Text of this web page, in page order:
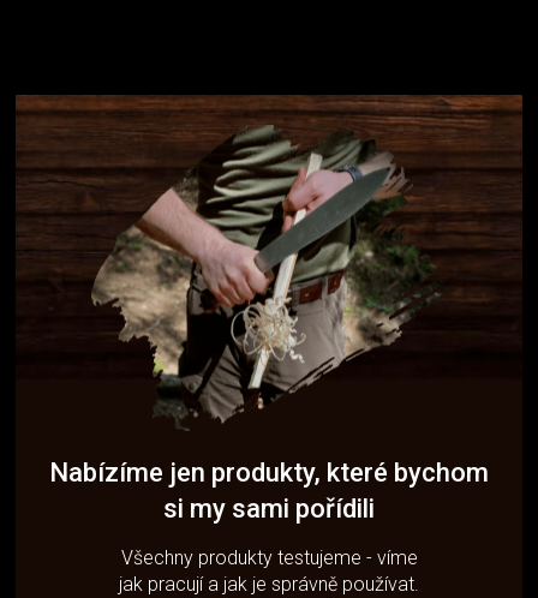
Nabízíme jen produkty, které bychom
si my sami pořídili
Všechny produkty testujeme - víme
jak pracují a jak je správně používat.